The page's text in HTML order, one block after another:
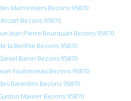
Marronniers Bezons 95870
Bezons 95870
Jean Pierre Bourquart Bezons 95870
la Berthie Bezons 95870
Baron Bezons 95870
Foulonneau Bezons 95870
Barentins Bezons 95870
Maurer Bezons 95870